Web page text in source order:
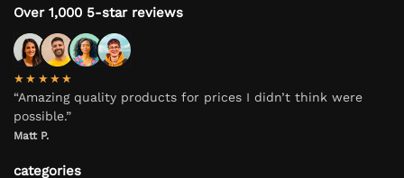
Over 1,000 5-star reviews
★★★★★
“Amazing quality products for prices I didn’t think were
possible.”
Matt P.
categories